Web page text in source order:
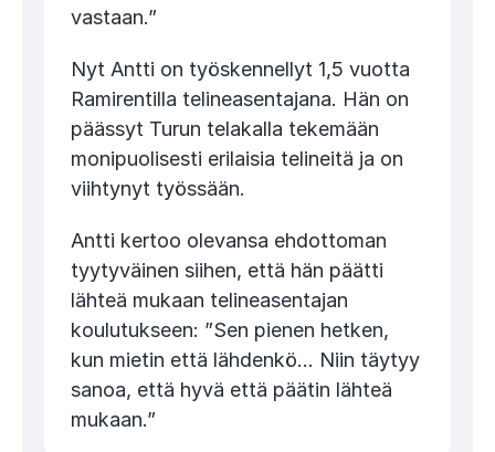
vastaan.”
Nyt Antti on työskennellyt 1,5 vuotta
Ramirentilla telineasentajana. Hän on
päässyt Turun telakalla tekemään
monipuolisesti erilaisia telineitä ja on
viihtynyt työssään.
Antti kertoo olevansa ehdottoman
tyytyväinen siihen, että hän päätti
lähteä mukaan telineasentajan
koulutukseen: ”Sen pienen hetken,
kun mietin että lähdenkö… Niin täytyy
sanoa, että hyvä että päätin lähteä
mukaan.”